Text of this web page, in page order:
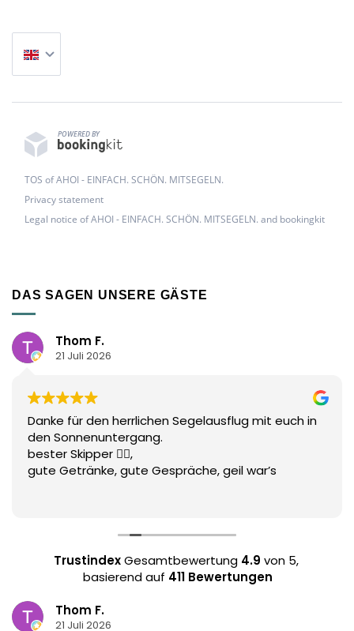
POWERED BY
TOS of AHOI - EINFACH. SCHÖN. MITSEGELN.
Privacy statement
Legal notice of AHOI - EINFACH. SCHÖN. MITSEGELN. and bookingkit
DAS SAGEN UNSERE GÄSTE
Thom F.
21 Juli 2026
Danke für den herrlichen Segelausflug mit euch in
den Sonnenuntergang.
bester Skipper 👌🏻,
gute Getränke, gute Gespräche, geil war’s
TrustindexGesamtbewertung 4.9 von 5,
basierend auf 411 Bewertungen
Thom F.
21 Juli 2026